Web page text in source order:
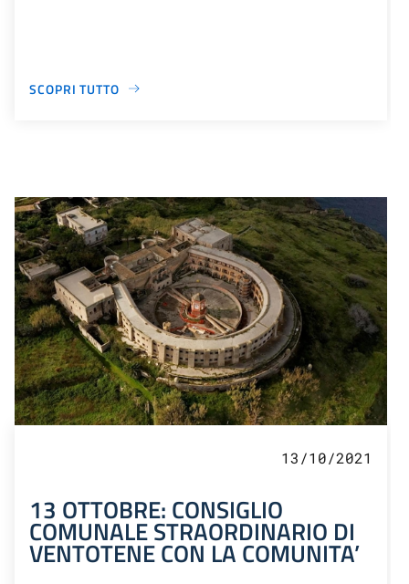
SCOPRI TUTTO
13/10/2021
13 OTTOBRE: CONSIGLIO
COMUNALE STRAORDINARIO DI
VENTOTENE CON LA COMUNITA’